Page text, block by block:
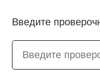
Введите